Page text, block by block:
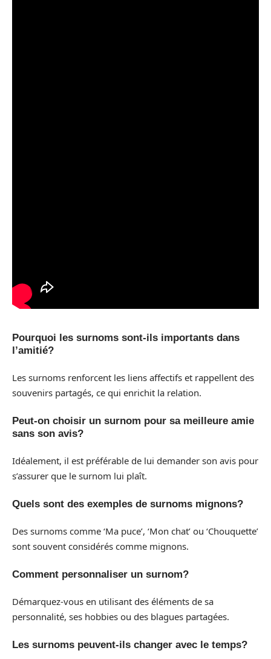
Pourquoi les surnoms sont-ils importants dans
l’amitié?
Les surnoms renforcent les liens affectifs et rappellent des
souvenirs partagés, ce qui enrichit la relation.
Peut-on choisir un surnom pour sa meilleure amie
sans son avis?
Idéalement, il est préférable de lui demander son avis pour
s’assurer que le surnom lui plaît.
Quels sont des exemples de surnoms mignons?
Des surnoms comme ‘Ma puce’, ‘Mon chat’ ou ‘Chouquette’
sont souvent considérés comme mignons.
Comment personnaliser un surnom?
Démarquez-vous en utilisant des éléments de sa
personnalité, ses hobbies ou des blagues partagées.
Les surnoms peuvent-ils changer avec le temps?